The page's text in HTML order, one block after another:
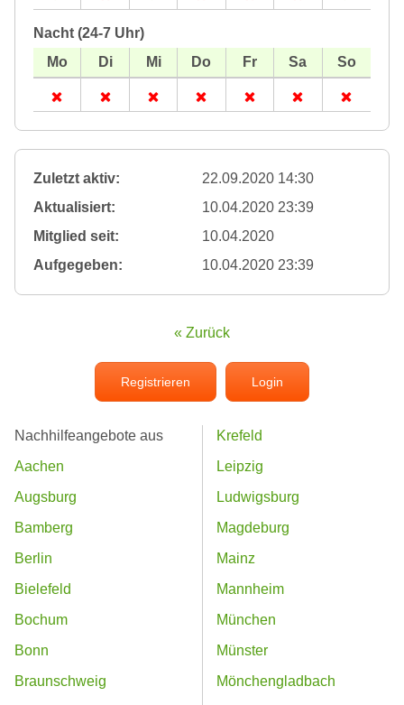
Nacht (24-7 Uhr)
Zuletzt aktiv:
22.09.2020 14:30
Aktualisiert:
10.04.2020 23:39
Mitglied seit:
10.04.2020
Aufgegeben:
10.04.2020 23:39
« Zurück
Registrieren Login
Nachhilfeangebote aus
Aachen
Augsburg
Bamberg
Berlin
Bielefeld
Bochum
Bonn
Braunschweig
Krefeld
Leipzig
Ludwigsburg
Magdeburg
Mainz
Mannheim
München
Münster
Mönchengladbach